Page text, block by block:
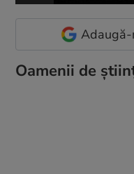
Adaugă-
Oamenii de